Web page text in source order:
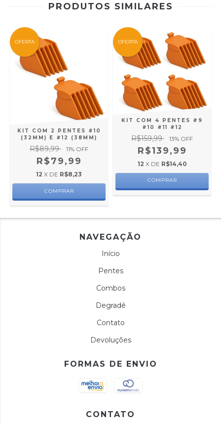
PRODUTOS SIMILARES
OFERTA
KIT COM 2 PENTES #10
(32MM) E #12 (38MM)
R$89,99 11% OFF
R$79,99
12 X DE R$8,23
OFERTA
KIT COM 4 PENTES #9
#10 #11 #12
R$159,99 13% OFF
R$139,99
12 X DE R$14,40
NAVEGAÇÃO
Início
Pentes
Combos
Degradê
Contato
Devoluções
FORMAS DE ENVIO
CONTATO